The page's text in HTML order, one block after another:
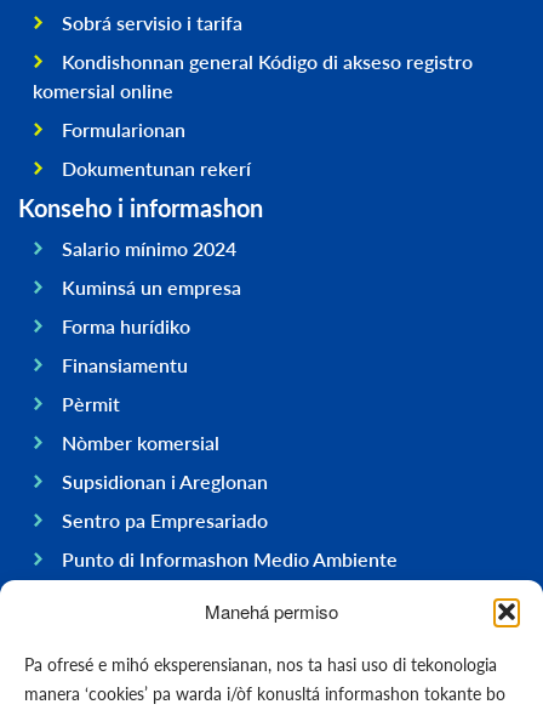
Manehá permiso
Pa ofresé e mihó eksperensianan, nos ta hasi uso di tekonologia
manera ‘cookies’ pa warda i/òf konusltá informashon tokante bo
Sobrá servisio i tarifa
Kondishonnan general Kódigo di akseso registro
komersial online
Formularionan
Dokumentunan rekerí
Konseho i informashon
Salario mínimo 2024
Kuminsá un empresa
Forma hurídiko
Finansiamentu
Pèrmit
Nòmber komersial
Supsidionan i Areglonan
Sentro pa Empresariado
Punto di Informashon Medio Ambiente
Hasi negoshi na Boneiru
Ekonomia